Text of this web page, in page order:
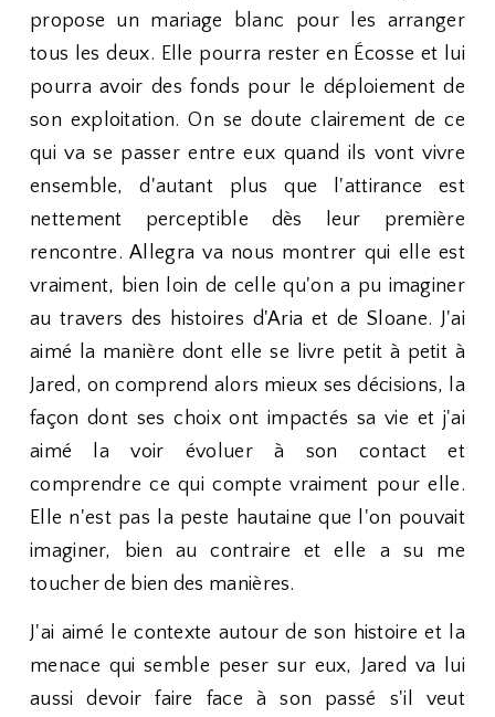
propose un mariage blanc pour les arranger
tous les deux. Elle pourra rester en Écosse et lui
pourra avoir des fonds pour le déploiement de
son exploitation. On se doute clairement de ce
qui va se passer entre eux quand ils vont vivre
ensemble, d'autant plus que l'attirance est
nettement perceptible dès leur première
rencontre. Allegra va nous montrer qui elle est
vraiment, bien loin de celle qu'on a pu imaginer
au travers des histoires d'Aria et de Sloane. J'ai
aimé la manière dont elle se livre petit à petit à
Jared, on comprend alors mieux ses décisions, la
façon dont ses choix ont impactés sa vie et j'ai
aimé la voir évoluer à son contact et
comprendre ce qui compte vraiment pour elle.
Elle n'est pas la peste hautaine que l'on pouvait
imaginer, bien au contraire et elle a su me
toucher de bien des manières.
J'ai aimé le contexte autour de son histoire et la
menace qui semble peser sur eux, Jared va lui
aussi devoir faire face à son passé s'il veut